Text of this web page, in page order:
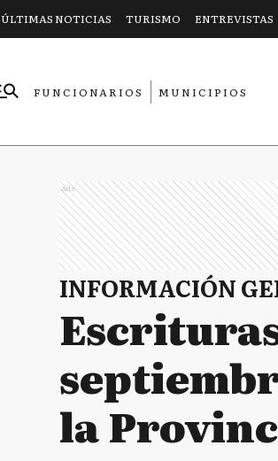
ÚLTIMAS NOTICIAS TURISMO ENTREVISTAS
FUNCIONARIOS
MUNICIPIOS
Ads
INFORMACIÓN
la